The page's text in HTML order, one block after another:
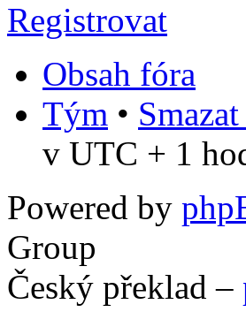
Registrovat
Obsah fóra
Tým •
v UTC + 1
Powered by
Group
Český překlad –